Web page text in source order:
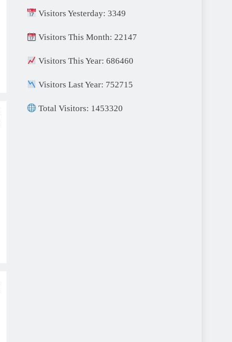
Visitors Yesterday: 3349
Visitors This Month: 22147
Visitors This Year: 686460
Visitors Last Year: 752715
Total Visitors: 1453320